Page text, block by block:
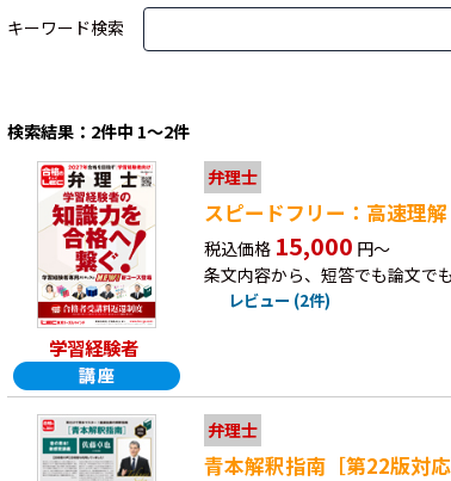
キーワード検索
検索結果：2件中 1～2件
学習経験者
弁理士
スピードフリー：高速理
税込価格 15,000 円～
条文内容から、短答でも論文で
レビュー (2件)
弁理士
青本解釈指南［第22版対応